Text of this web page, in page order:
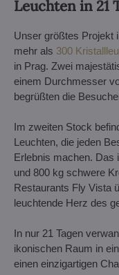
Leuchten in 21
Unser größtes Projekt
mehr als 300
in Prag. Zwei
einem Durchmesser
begrüßten die
Im zweiten Stock
Leuchten, die jeden
Erlebnis machen. Das
und 800 kg schwere
Restaurants Fly Vista
leuchtende Herz des
In nur 21 Tagen
ikonischen Raum in
einen einzigartigen